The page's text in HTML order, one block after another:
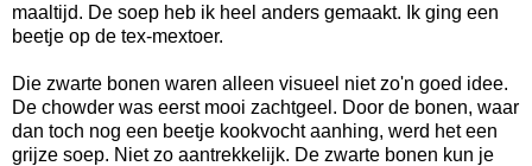
maaltijd. De soep heb ik heel anders gemaakt. Ik ging een
beetje op de tex-mextoer.
Die zwarte bonen waren alleen visueel niet zo'n goed idee.
De chowder was eerst mooi zachtgeel. Door de bonen, waar
dan toch nog een beetje kookvocht aanhing, werd het een
grijze soep. Niet zo aantrekkelijk. De zwarte bonen kun je